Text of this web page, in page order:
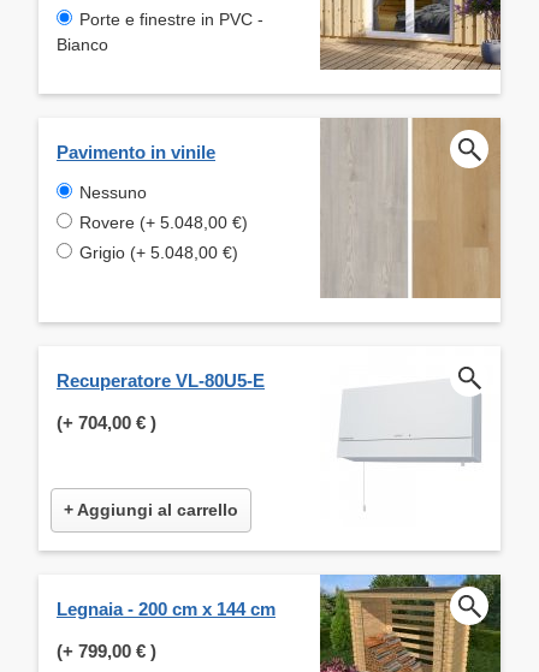
Porte e finestre in PVC -
Bianco
Pavimento in vinile
Nessuno
Rovere (+ 5.048,00 €)
Grigio (+ 5.048,00 €)
Recuperatore VL-80U5-E
(+ 704,00 € )
+ Aggiungi al carrello
Legnaia - 200 cm x 144 cm
(+ 799,00 € )